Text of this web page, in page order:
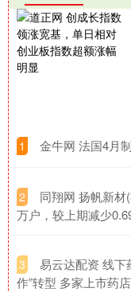
1 金牛网 法国4月
2
同翔网 扬帆新材
万户，较上期减少
3
易云达配资 线下
作”转型 多家上市药